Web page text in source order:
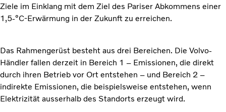
Ziele im Einklang mit dem Ziel des Pariser Abkommens einer
1,5-°C-Erwärmung in der Zukunft zu erreichen.
Das Rahmengerüst besteht aus drei Bereichen. Die Volvo-
Händler fallen derzeit in Bereich 1 – Emissionen, die direkt
durch ihren Betrieb vor Ort entstehen – und Bereich 2 –
indirekte Emissionen, die beispielsweise entstehen, wenn
Elektrizität ausserhalb des Standorts erzeugt wird.